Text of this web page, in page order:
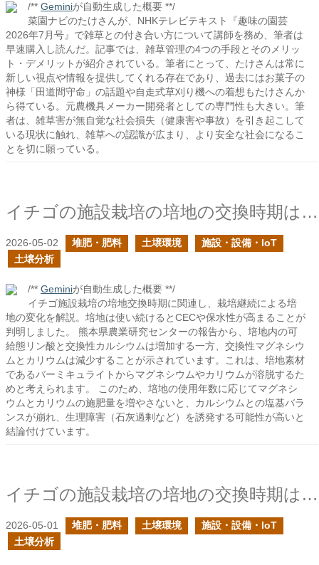
/** Geminiが自動生成した概要 **/
菜園ナビのたけさんが、NHKテレビテキスト『趣味の園芸
2026年7月号』で雑草との付き合い方について講師を務め、筆者は
早速購入し読んだ。記事では、雑草管理の4つの手段とそのメリッ
ト・デメリットが紹介されている。筆者にとって、たけさんは常に
新しい視点や情報を提供してくれる存在であり、過去にはお菓子の
神様「田道間守命」の話題や自走式草刈り機への着想もたけさんか
ら得ている。元農機具メーカー開発者としての専門性も大きい。筆
者は、雑草害が無自覚な社会損失（健康害や事故）を引き起こして
いる現状に触れ、雑草への認識が広まり、より安全な社会になるこ
とを切に願っている。
イチゴの施設栽培の培地の交換時期はどのように判断すれば良い？の続き
2026-05-02 堆肥・肥料 土壌環境
施設・設備・IoT
土壌分析
/** Geminiが自動生成した概要 **/
イチゴ施設栽培の培地交換時期に関連し、栽培継続による培
地の変化を解説。培地は使い続けるとCECや保水性が高まることが
判明しました。 熊本県農業研究センターの報告から、培地内の可
給態リン酸と交換性カルシウムは増加する一方、交換性マグネシウ
ムとカリウムは減少することが示されています。これは、培地素材
であるバーミキュライトからマグネシウムやカリウムが溶脱するた
めと考えられます。 このため、培地の使用年数に応じてマグネシ
ウムとカリウムの施肥量を増やさないと、カルシウムとの塩基バラ
ンスが崩れ、生理障害（石灰過剰など）を誘発する可能性が高いと
結論付けています。
イチゴの施設栽培の培地の交換時期はどのように判断すれば良い？
2026-05-01 堆肥・肥料 土壌環境
施設・設備・IoT
土壌分析